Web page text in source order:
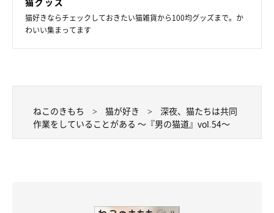
猫好きならチェックしておきたい猫雑貨から100均グッズまで。か
わいい集まってます
ねこのきもち 猫が好き
深夜、猫たちは共同
作業をしていることがある ～『男の猫道』vol.54～